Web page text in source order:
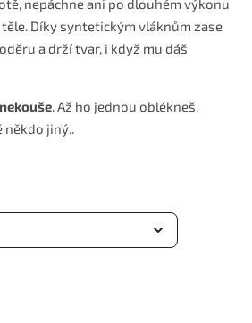
nepáchne ani po dlouhém výkonu
Díky syntetickým vláknům zase
a drží tvar, i když mu dáš
. Až ho jednou oblékneš,
někdo jiný..